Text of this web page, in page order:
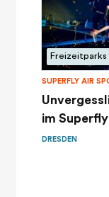
Freizeitparks
SUPERFLY AIR
im
DRESDEN